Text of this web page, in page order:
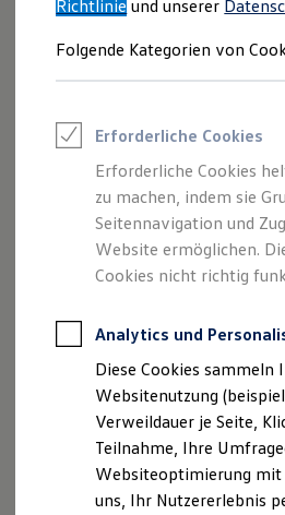
Volkswagen Marktplatz
Junge Gebrauchtwagen
Saisonangebote
Leasing
Leasing-Angebote
Gebrauchtwagen
Junge
Elektroauto Leasing
Kleinwagen-Leasing
Leasing ohne
Autokredit mit
Versicherungen und
Kfz-Versicherung
Garantien
Wartungsverträge
Geschäftskunden
Professional Class
Großkunden
Behörden
So geht neu.
Entdecken
den neuen
Richtlinie und unserer
Folgende Kategorien von
Erforderliche Cookies
Erforderliche Cookies
zu machen, indem sie
Seitennavigation und
Website ermöglichen.
Cookies nicht richtig
Analytics und
Diese Cookies
Websitenutzung
Verweildauer je Seite,
Teilnahme, Ihre
Websiteoptimierung mit
uns, Ihr Nutzererlebnis